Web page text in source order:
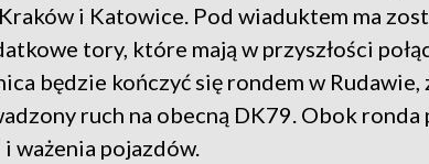
Kraków i Katowice. Pod wiaduktem ma
tory, które mają w przyszłości
będzie kończyć się rondem w
ruch na obecną DK79. Obok
ważenia pojazdów.